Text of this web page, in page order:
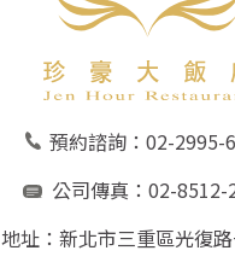
預約諮詢：02-2995-
公司傳真：02-8512-
地址： 新北市三重區光復